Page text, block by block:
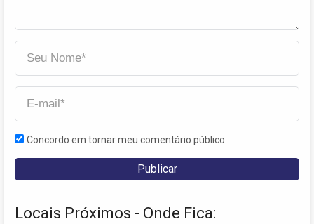
Concordo em tornar meu comentário público
Locais Próximos - Onde Fica: